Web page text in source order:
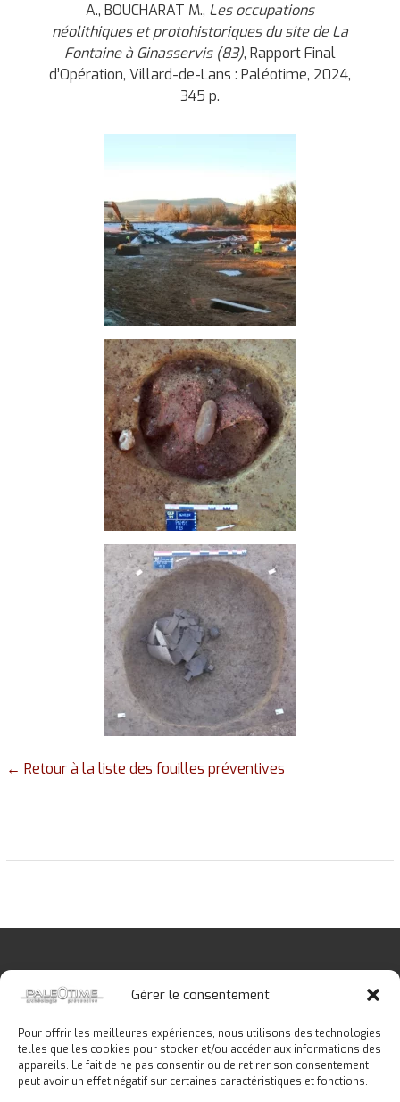
Gérer le consentement
Pour offrir les meilleures expériences, nous utilisons des technologies
telles que les cookies pour stocker et/ou accéder aux informations des
appareils. Le fait de ne pas consentir ou de retirer son consentement
peut avoir un effet négatif sur certaines caractéristiques et fonctions.
A., BOUCHARAT M., Les occupations
néolithiques et protohistoriques du site de La
Fontaine à Ginasservis (83), Rapport Final
d’Opération, Villard-de-Lans : Paléotime, 2024,
345 p.
Vue d'ensemble du site de La
Fontaine © Paléotime
Silo du Néolithique final
contenant un vase en terre crue
renversé © Paléotime
protohistorique brisé sur place
← Retour à la liste des fouilles préventives
Copyright © 2026Paléotime. Tous droits réservés.